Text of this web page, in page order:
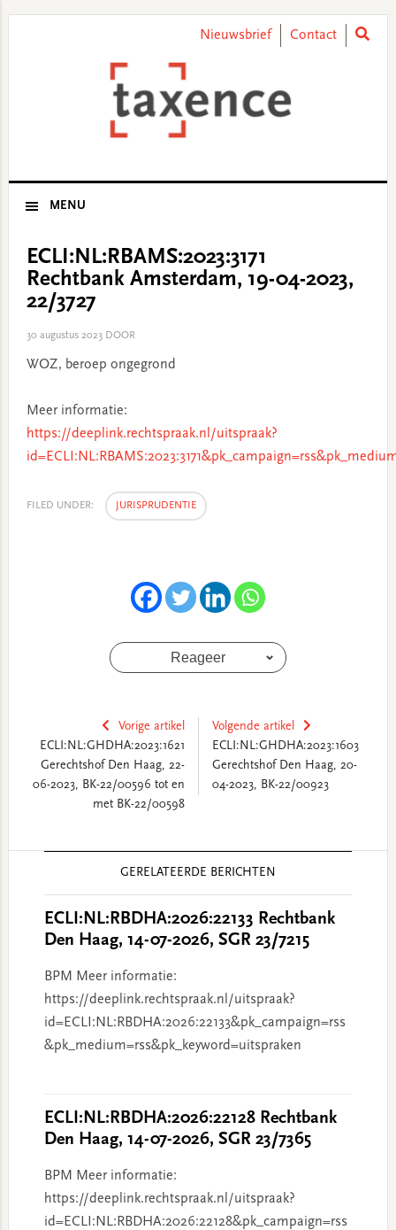
Nieuwsbrief Contact
MENU
ECLI:NL:RBAMS:2023:3171
Rechtbank Amsterdam, 19-04-2023,
22/3727
30 augustus 2023DOOR
WOZ, beroep ongegrond
Meer informatie:
https://deeplink.rechtspraak.nl/uitspraak?
FILED UNDER: JURISPRUDENTIE
Reageer
Vorige artikel
ECLI:NL:GHDHA:2023:1621
Gerechtshof Den Haag, 22-
06-2023, BK-22/00596 tot en
met BK-22/00598
Volgende artikel
ECLI:NL:GHDHA:2023:1603
Gerechtshof Den Haag, 20-
04-2023, BK-22/00923
GERELATEERDE BERICHTEN
ECLI:NL:RBDHA:2026:22133 Rechtbank
Den Haag, 14-07-2026, SGR 23/7215
BPM Meer informatie:
https://deeplink.rechtspraak.nl/uitspraak?
id=ECLI:NL:RBDHA:2026:22133&pk_campaign=rss
&pk_medium=rss&pk_keyword=uitspraken
ECLI:NL:RBDHA:2026:22128 Rechtbank
Den Haag, 14-07-2026, SGR 23/7365
BPM Meer informatie:
https://deeplink.rechtspraak.nl/uitspraak?
id=ECLI:NL:RBDHA:2026:22128&pk_campaign=rss